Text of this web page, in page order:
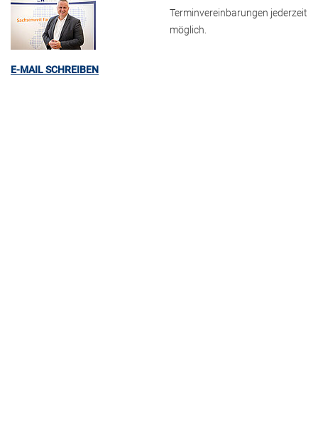
E-MAIL SCHREIBEN
Terminvereinbarungen jederzeit
möglich.